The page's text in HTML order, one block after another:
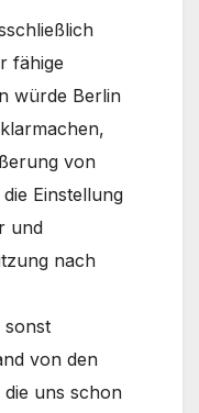
fähige
würde Berlin
von
Einstellung
und
nach
sonst
von den
uns schon